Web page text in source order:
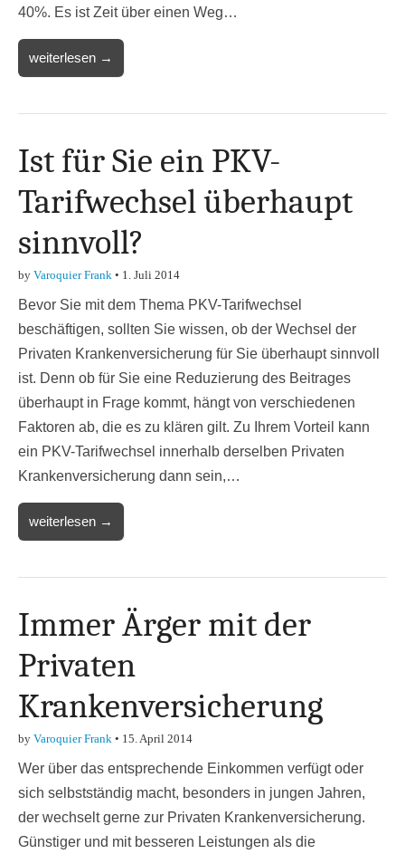
40%. Es ist Zeit über einen Weg…
weiterlesen →
Ist für Sie ein PKV-
Tarifwechsel überhaupt
sinnvoll?
by Varoquier Frank • 1. Juli 2014
Bevor Sie mit dem Thema PKV-Tarifwechsel
beschäftigen, sollten Sie wissen, ob der Wechsel der
Privaten Krankenversicherung für Sie überhaupt sinnvoll
ist. Denn ob für Sie eine Reduzierung des Beitrages
überhaupt in Frage kommt, hängt von verschiedenen
Faktoren ab, die es zu klären gilt. Zu Ihrem Vorteil kann
ein PKV-Tarifwechsel innerhalb derselben Privaten
Krankenversicherung dann sein,…
weiterlesen →
Immer Ärger mit der
Privaten
Krankenversicherung
by Varoquier Frank • 15. April 2014
Wer über das entsprechende Einkommen verfügt oder
sich selbstständig macht, besonders in jungen Jahren,
der wechselt gerne zur Privaten Krankenversicherung.
Günstiger und mit besseren Leistungen als die